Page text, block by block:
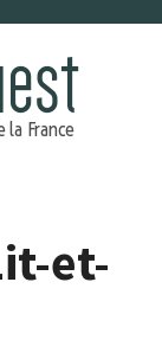
et-